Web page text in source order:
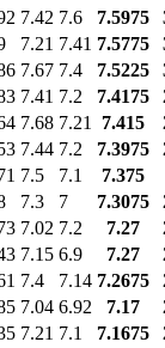
7.42 7.6 7.5975
7.21 7.41 7.5775
7.67 7.4 7.5225
7.41 7.2 7.4175
7.68 7.21 7.415
7.44 7.2 7.3975
7.5 7.1 7.375
7.3 7 7.3075
7.02 7.2 7.27
7.15 6.9 7.27
7.4 7.14 7.2675
7.04 6.92 7.17
7.21 7.1 7.1675